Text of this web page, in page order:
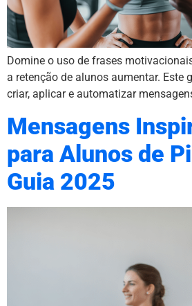
Domine o uso de frases
a retenção de alunos aumentar. Este
criar, aplicar e automatizar
Mensagens
para Alunos de
Guia 2025